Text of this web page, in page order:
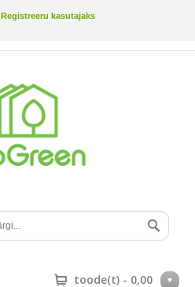
Registreeru kasutajaks
toode(t) - 0,00